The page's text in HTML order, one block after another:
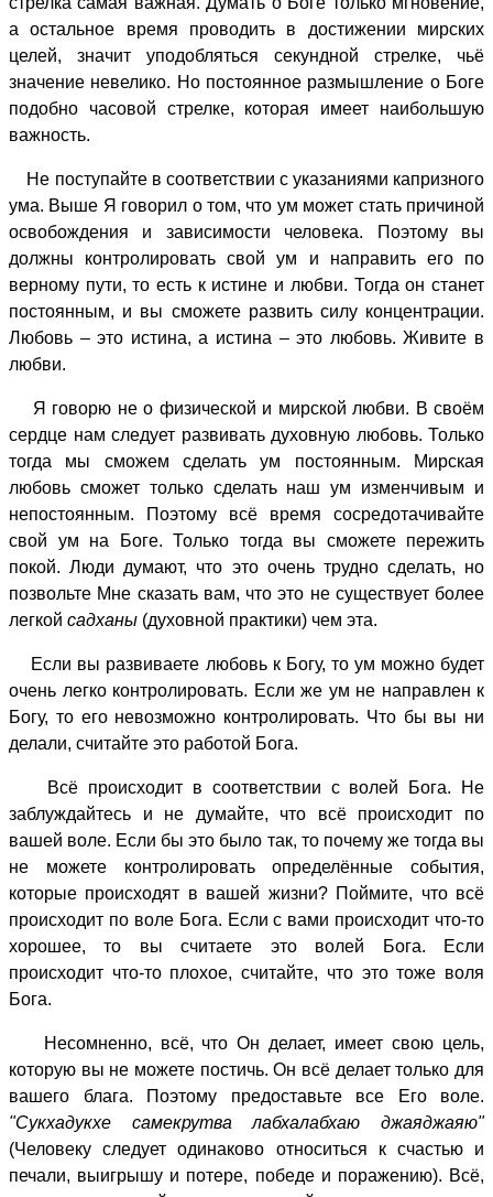
а остальное время проводить в достижении мирских
целей, значит уподобляться секундной стрелке, чьё
значение невелико. Но постоянное размышление о Боге
подобно часовой стрелке, которая имеет наибольшую
важность.
Не поступайте в соответствии с указаниями капризного
ума. Выше Я говорил о том, что ум может стать причиной
освобождения и зависимости человека. Поэтому вы
должны контролировать свой ум и направить его по
верному пути, то есть к истине и любви. Тогда он станет
постоянным, и вы сможете развить силу концентрации.
Любовь – это истина, а истина – это любовь. Живите в
любви.
Я говорю не о физической и мирской любви. В своём
сердце нам следует развивать духовную любовь. Только
тогда мы сможем сделать ум постоянным. Мирская
любовь сможет только сделать наш ум изменчивым и
непостоянным. Поэтому всё время сосредотачивайте
свой ум на Боге. Только тогда вы сможете пережить
покой. Люди думают, что это очень трудно сделать, но
позвольте Мне сказать вам, что это не существует более
легкой садханы (духовной практики) чем эта.
Если вы развиваете любовь к Богу, то ум можно будет
очень легко контролировать. Если же ум не направлен к
Богу, то его невозможно контролировать. Что бы вы ни
делали, считайте это работой Бога.
Всё происходит в соответствии с волей Бога. Не
заблуждайтесь и не думайте, что всё происходит по
вашей воле. Если бы это было так, то почему же тогда вы
не можете контролировать определённые события,
которые происходят в вашей жизни? Поймите, что всё
происходит по воле Бога. Если с вами происходит что-то
хорошее, то вы считаете это волей Бога. Если
происходит что-то плохое, считайте, что это тоже воля
Бога.
Несомненно, всё, что Он делает, имеет свою цель,
которую вы не можете постичь. Он всё делает только для
вашего блага. Поэтому предоставьте все Его воле.
"Сукхадукхе самекрутва лабхалабхаю джаяджаяю"
(Человеку следует одинаково относиться к счастью и
печали, выигрышу и потере, победе и поражению). Всё,